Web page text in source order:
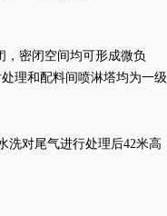
密闭空间均可形成微负
理和配料间喷淋塔均为一级
洗对尾气进行处理后42米高